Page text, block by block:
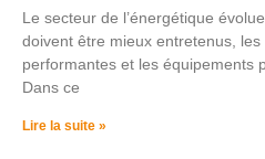
Le secteur de l’énergétique
doivent être mieux entretenus,
performantes et les équipements
Dans ce
Lire la suite »